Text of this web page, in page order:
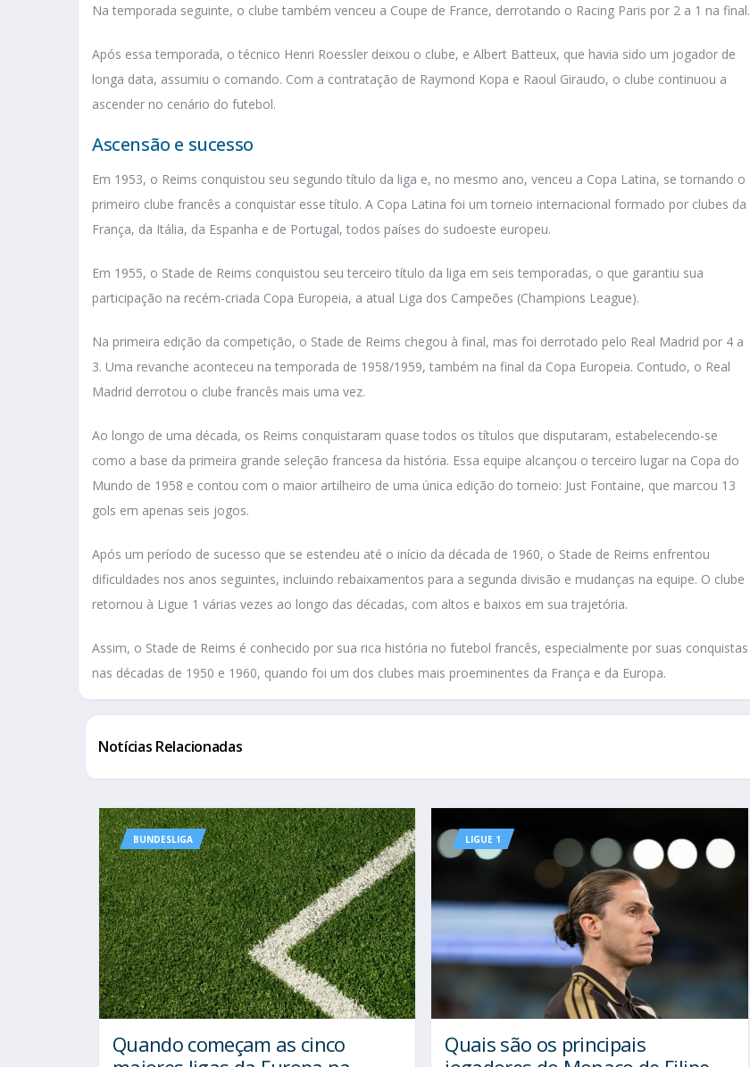
Na temporada seguinte, o clube também venceu a Coupe de France, derrotando o Racing Paris por 2 a 1 na final.
Após essa temporada, o técnico Henri Roessler deixou o clube, e Albert Batteux, que havia sido um jogador de
longa data, assumiu o comando. Com a contratação de Raymond Kopa e Raoul Giraudo, o clube continuou a
ascender no cenário do futebol.
Ascensão e sucesso
Em 1953, o Reims conquistou seu segundo título da liga e, no mesmo ano, venceu a Copa Latina, se tornando o
primeiro clube francês a conquistar esse título. A Copa Latina foi um torneio internacional formado por clubes da
França, da Itália, da Espanha e de Portugal, todos países do sudoeste europeu.
Em 1955, o Stade de Reims conquistou seu terceiro título da liga em seis temporadas, o que garantiu sua
participação na recém-criada Copa Europeia, a atual Liga dos Campeões (Champions League).
Na primeira edição da competição, o Stade de Reims chegou à final, mas foi derrotado pelo Real Madrid por 4 a
3. Uma revanche aconteceu na temporada de 1958/1959, também na final da Copa Europeia. Contudo, o Real
Madrid derrotou o clube francês mais uma vez.
Ao longo de uma década, os Reims conquistaram quase todos os títulos que disputaram, estabelecendo-se
como a base da primeira grande seleção francesa da história. Essa equipe alcançou o terceiro lugar na Copa do
Mundo de 1958 e contou com o maior artilheiro de uma única edição do torneio: Just Fontaine, que marcou 13
gols em apenas seis jogos.
Após um período de sucesso que se estendeu até o início da década de 1960, o Stade de Reims enfrentou
dificuldades nos anos seguintes, incluindo rebaixamentos para a segunda divisão e mudanças na equipe. O clube
retornou à Ligue 1 várias vezes ao longo das décadas, com altos e baixos em sua trajetória.
Assim, o Stade de Reims é conhecido por sua rica história no futebol francês, especialmente por suas conquistas
nas décadas de 1950 e 1960, quando foi um dos clubes mais proeminentes da França e da Europa.
Notícias Relacionadas
BUNDESLIGA
Quando começam as cinco
LIGUE 1
Quais são os principais